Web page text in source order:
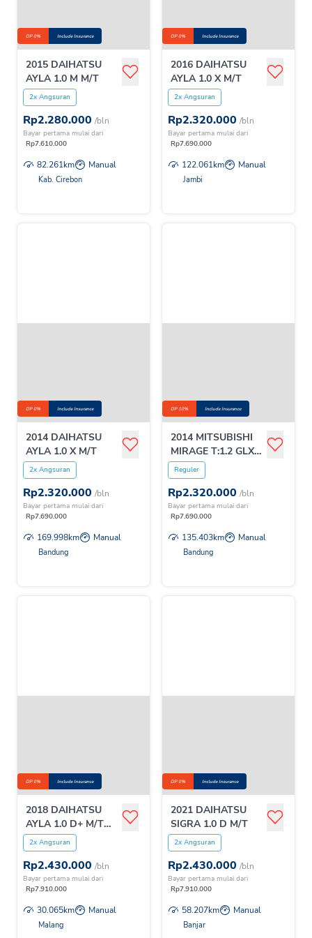
DP 0% Include Insurance
2015 DAIHATSU
AYLA 1.0 M M/T
2x Angsuran
Rp2.280.000 /bln
Bayar pertama mulai dari
Rp7.610.000
82.261km Manual
Kab. Cirebon
DP 0% Include Insurance
2016 DAIHATSU
AYLA 1.0 X M/T
2x Angsuran
Rp2.320.000 /bln
Bayar pertama mulai dari
Rp7.690.000
122.061km Manual
Jambi
DP 0% Include Insurance
2014 DAIHATSU
AYLA 1.0 X M/T
2x Angsuran
Rp2.320.000 /bln
Bayar pertama mulai dari
Rp7.690.000
169.998km Manual
Bandung
DP 10% Include Insurance
2014 MITSUBISHI
MIRAGE T:1.2 GLX
M/T
Reguler
Rp2.320.000 /bln
Bayar pertama mulai dari
Rp7.690.000
135.403km Manual
Bandung
DP 0% Include Insurance
2018 DAIHATSU
AYLA 1.0 D+ M/T
NEW
2x Angsuran
Rp2.430.000 /bln
Bayar pertama mulai dari
Rp7.910.000
30.065km Manual
Malang
DP 0% Include Insurance
2021 DAIHATSU
SIGRA 1.0 D M/T
2x Angsuran
Rp2.430.000 /bln
Bayar pertama mulai dari
Rp7.910.000
58.207km Manual
Banjar